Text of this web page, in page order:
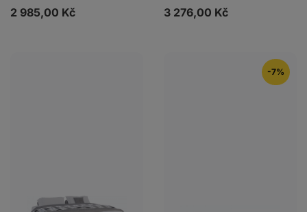
2 985,00 Kč 3 276,00 Kč
-7%